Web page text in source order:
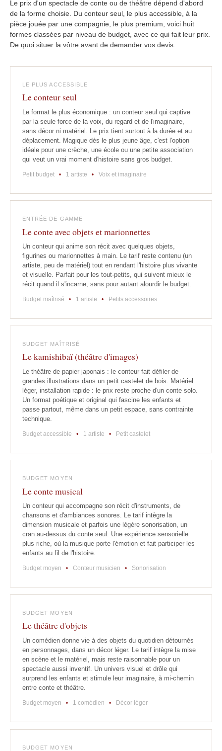
Le prix d'un spectacle de conte ou de théâtre dépend d'abord
de la forme choisie. Du conteur seul, le plus accessible, à la
pièce jouée par une compagnie, le plus premium, voici huit
formes classées par niveau de budget, avec ce qui fait leur prix.
De quoi situer la vôtre avant de demander vos devis.
LE PLUS ACCESSIBLE
Le conteur seul
Le format le plus économique : un conteur seul qui captive
par la seule force de la voix, du regard et de l'imaginaire,
sans décor ni matériel. Le prix tient surtout à la durée et au
déplacement. Magique dès le plus jeune âge, c'est l'option
idéale pour une crèche, une école ou une petite association
qui veut un vrai moment d'histoire sans gros budget.
Petit budget • 1 artiste • Voix et imaginaire
ENTRÉE DE GAMME
Le conte avec objets et marionnettes
Un conteur qui anime son récit avec quelques objets,
figurines ou marionnettes à main. Le tarif reste contenu (un
artiste, peu de matériel) tout en rendant l'histoire plus vivante
et visuelle. Parfait pour les tout-petits, qui suivent mieux le
récit quand il s'incarne, sans pour autant alourdir le budget.
Budget maîtrisé • 1 artiste • Petits accessoires
BUDGET MAÎTRISÉ
Le kamishibaï (théâtre d'images)
Le théâtre de papier japonais : le conteur fait défiler de
grandes illustrations dans un petit castelet de bois. Matériel
léger, installation rapide : le prix reste proche d'un conte solo.
Un format poétique et original qui fascine les enfants et
passe partout, même dans un petit espace, sans contrainte
technique.
Budget accessible • 1 artiste • Petit castelet
BUDGET MOYEN
Le conte musical
Un conteur qui accompagne son récit d'instruments, de
chansons et d'ambiances sonores. Le tarif intègre la
dimension musicale et parfois une légère sonorisation, un
cran au-dessus du conte seul. Une expérience sensorielle
plus riche, où la musique porte l'émotion et fait participer les
enfants au fil de l'histoire.
Budget moyen • Conteur musicien • Sonorisation
BUDGET MOYEN
Le théâtre d'objets
Un comédien donne vie à des objets du quotidien détournés
en personnages, dans un décor léger. Le tarif intègre la mise
en scène et le matériel, mais reste raisonnable pour un
spectacle aussi inventif. Un univers visuel et drôle qui
surprend les enfants et stimule leur imaginaire, à mi-chemin
entre conte et théâtre.
Budget moyen • 1 comédien • Décor léger
BUDGET MOYEN